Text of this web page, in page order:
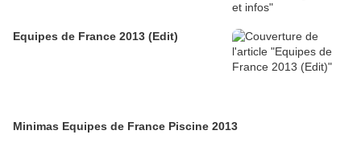
Equipes de France 2013 (Edit)
Minimas Equipes de France Piscine 2013